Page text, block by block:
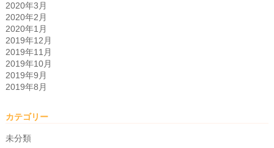
2020年3月
2020年2月
2020年1月
2019年12月
2019年11月
2019年10月
2019年9月
2019年8月
カテゴリー
未分類